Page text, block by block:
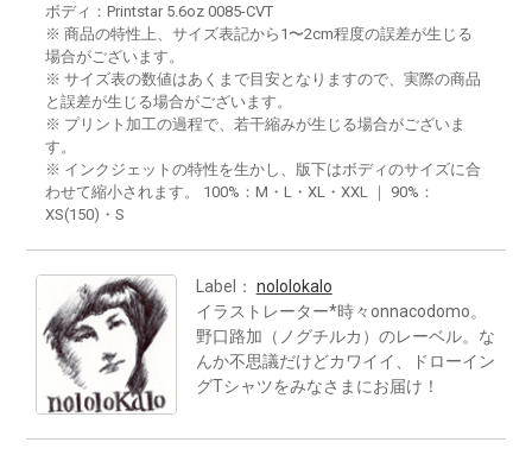
ボディ：Printstar 5.6oz 0085-CVT
※ 商品の特性上、サイズ表記から1〜2cm程度の誤差が生じる
場合がございます。
※ サイズ表の数値はあくまで目安となりますので、実際の商品
と誤差が生じる場合がございます。
※ プリント加工の過程で、若干縮みが生じる場合がございま
す。
※ インクジェットの特性を生かし、版下はボディのサイズに合
わせて縮小されます。 100%：M・L・XL・XXL ｜ 90%：
XS(150)・S
Label： nololokalo
イラストレーター*時々onnacodomo。
野口路加（ノグチルカ）のレーベル。な
んか不思議だけどカワイイ、ドローイン
グTシャツをみなさまにお届け！